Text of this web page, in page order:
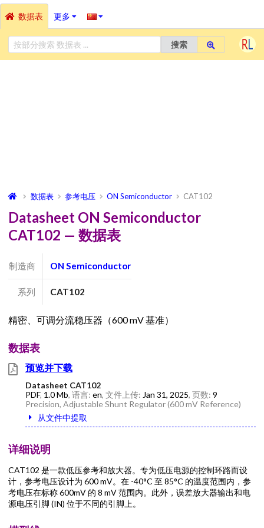
数据表 更多
搜索
数据表 参考电压 ON Semiconductor CAT102
Datasheet ON Semiconductor
CAT102 — 数据表
制造商 ON Semiconductor
系列 CAT102
精密、可调分流稳压器（600 mV 基准）
数据表
预览并下载
Datasheet CAT102
PDF, 1.0 Mb, 语言: en, 文件上传: Jan 31, 2025, 页数: 9
Precision, Adjustable Shunt Regulator (600 mV Reference)
从文件中提取
详细说明
CAT102 是一款低压参考和放大器。专为低压电源的控制环路而设
计，参考电压设计为 600 mV。在 -40°C 至 85°C 的温度范围内，参
考电压在标称 600mV 的 8 mV 范围内。此外，误差放大器输出和电
源电压引脚 (IN) 位于不同的引脚上。